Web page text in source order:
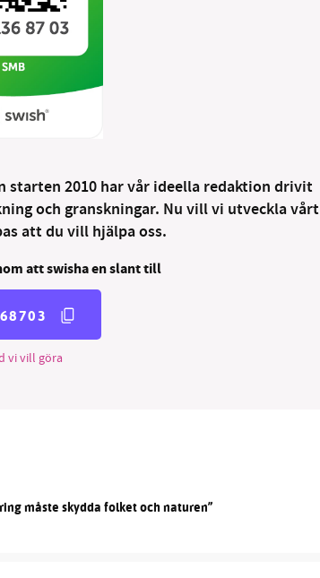
starten 2010 har vår ideella redaktion drivit
och granskningar. Nu vill vi utveckla vårt
att du vill hjälpa oss.
att swisha en slant till
vi vill göra
måste skydda folket och naturen”